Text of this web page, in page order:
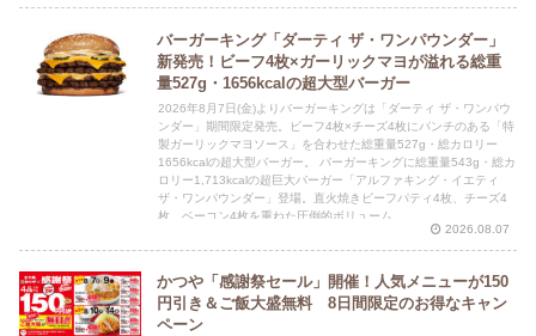
バーガーキング「ダーティ ザ・ワンパウンダー」
新発売！ビーフ4枚×ガーリックマヨが溢れる総重
量527g・1656kcalの超大型バーガー
2026年8月7日(金)よりバーガーキングは「ダーティ ザ・ワンパウ
ンダー」期間限定発売。ビーフ4枚×チーズ4枚にパンチのある「特
製ガーリックマヨソース」を合わせた総重量527g・総カロリー
1656kcalの超大型バーガー。 バーガーキングに総重量543g・総カ
ロリー1,713kcalの超巨大バーガー「アルファキング・イエティ
ザ・ワンパウンダー」登場。直火焼きビーフパティ4枚、チーズ4
枚、ベーコン4枚を重ねた圧倒的ボリューム。
2026.08.07
かつや「感謝祭セール」開催！人気メニューが150
円引き＆ご飯大盛無料 8日間限定のお得なキャン
ペーン